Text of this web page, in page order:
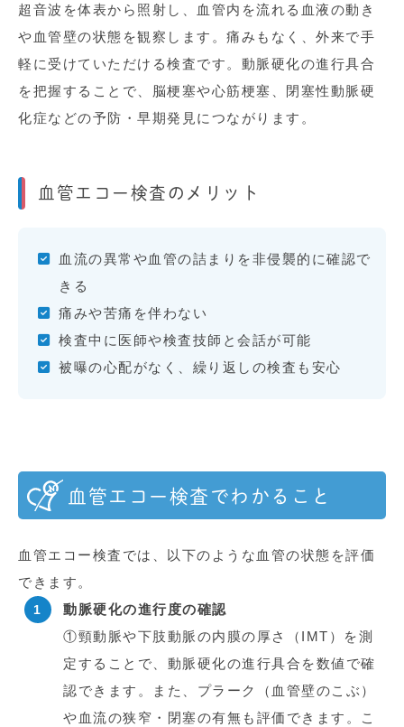
超音波を体表から照射し、血管内を流れる血液の動き
や血管壁の状態を観察します。痛みもなく、外来で手
軽に受けていただける検査です。動脈硬化の進行具合
を把握することで、脳梗塞や心筋梗塞、閉塞性動脈硬
化症などの予防・早期発見につながります。
血管エコー検査のメリット
血流の異常や血管の詰まりを非侵襲的に確認で
きる
痛みや苦痛を伴わない
検査中に医師や検査技師と会話が可能
被曝の心配がなく、繰り返しの検査も安心
血管エコー検査でわかること
血管エコー検査では、以下のような血管の状態を評価
できます。
動脈硬化の進行度の確認
①頸動脈や下肢動脈の内膜の厚さ（IMT）を測
定することで、動脈硬化の進行具合を数値で確
認できます。また、プラーク（血管壁のこぶ）
や血流の狭窄・閉塞の有無も評価できます。こ